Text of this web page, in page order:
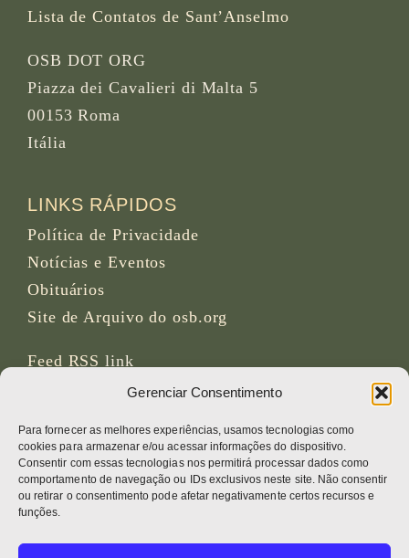
Gerenciar Consentimento
Para fornecer as melhores experiências, usamos tecnologias como
cookies para armazenar e/ou acessar informações do dispositivo.
Consentir com essas tecnologias nos permitirá processar dados como
comportamento de navegação ou IDs exclusivos neste site. Não consentir
ou retirar o consentimento pode afetar negativamente certos recursos e
funções.
Lista de Contatos de Sant’Anselmo
OSB DOT ORG
Piazza dei Cavalieri di Malta 5
00153 Roma
Itália
LINKS RÁPIDOS
Política de Privacidade
Notícias e Eventos
Obituários
Site de Arquivo do osb.org
Feed RSS link
REDES SOCIAIS
CRÉDITOS
Fotos da página